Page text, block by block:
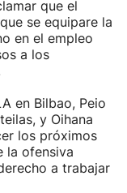
que el
se equipare la
en el empleo
a los
en Bilbao, Peio
y Oihana
los próximos
la ofensiva
a trabajar